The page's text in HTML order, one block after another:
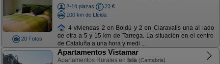
20 Fotos
2-14 plazas
23 €
100 km de Lleida
4 viviendas 2 en Boldú y 2 en Claravalls una al lado
de otra a 5 y 15 km de Tarrega. La situación en el centro
de Cataluña a una hora y medi ...
Apartamentos Vistamar
Apartamentos Rurales en Isla (Cantabria)